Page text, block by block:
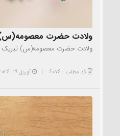
ولادت حضرت معصومه(س)
ولادت حضرت معصومه(س) تبریک
کد مطلب : 6076 آوریل 19, 2026 - 3:05 ب.ظ